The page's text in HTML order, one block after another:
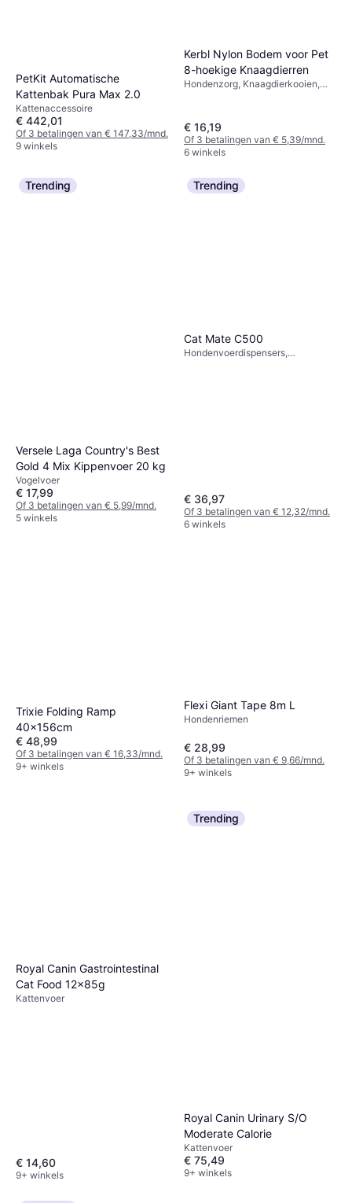
PetKit Automatische
Kattenbak Pura Max 2.0
Kattenaccessoire
€ 442,01
Of 3 betalingen van € 147,33/mnd.
9 winkels
Kerbl Nylon Bodem voor Pet
8-hoekige Knaagdierren
Hondenzorg, Knaagdierkooien,
€ 16,19
Of 3 betalingen van € 5,39/mnd.
6 winkels
Trending
Versele Laga Country's Best
Gold 4 Mix Kippenvoer 20 kg
Vogelvoer
€ 17,99
Of 3 betalingen van € 5,99/mnd.
5 winkels
Trending
Cat Mate C500
Hondenvoerdispensers,
€ 36,97
Of 3 betalingen van € 12,32/mnd.
6 winkels
Trixie Folding Ramp
40x156cm
€ 48,99
Of 3 betalingen van € 16,33/mnd.
9+ winkels
Flexi Giant Tape 8m L
Hondenriemen
€ 28,99
Of 3 betalingen van € 9,66/mnd.
9+ winkels
Royal Canin Gastrointestinal
Cat Food 12x85g
Kattenvoer
€ 14,60
9+ winkels
Trending
Royal Canin Urinary S/O
Moderate Calorie
Kattenvoer
€ 75,49
9+ winkels